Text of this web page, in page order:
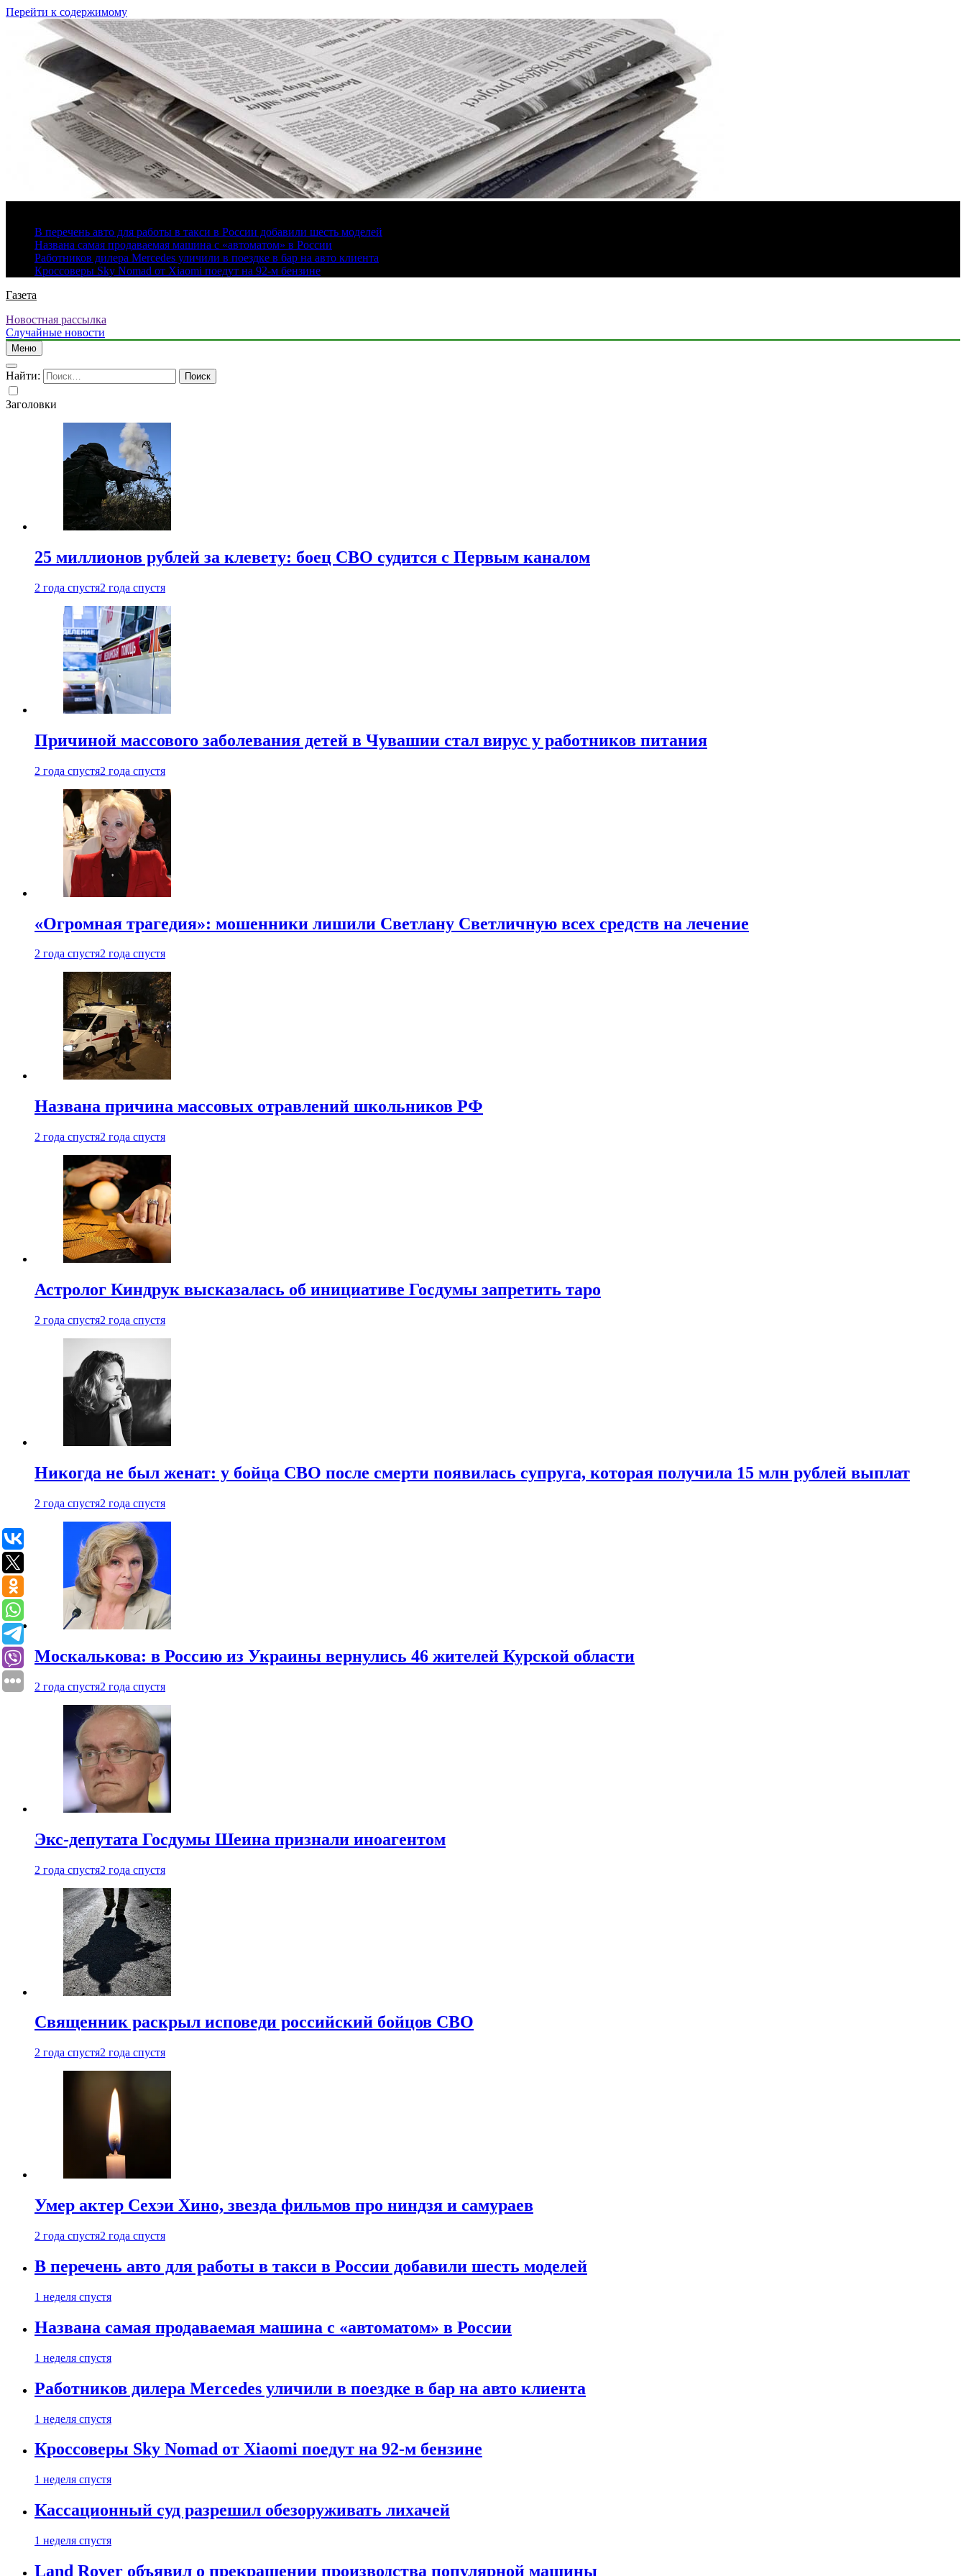
Перейти к содержимому
В перечень авто для работы в такси в России добавили шесть моделей
Названа самая продаваемая машина с «автоматом» в России
Работников дилера Mercedes уличили в поездке в бар на авто клиента
Кроссоверы Sky Nomad от Xiaomi поедут на 92-м бензине
Газета
Новостная рассылка
Случайные новости
Меню
Найти:
Заголовки
25 миллионов рублей за клевету: боец СВО судится с Первым каналом
2 года спустя2 года спустя
Причиной массового заболевания детей в Чувашии стал вирус у работников питания
2 года спустя2 года спустя
«Огромная трагедия»: мошенники лишили Светлану Светличную всех средств на лечение
2 года спустя2 года спустя
Названа причина массовых отравлений школьников РФ
2 года спустя2 года спустя
Астролог Киндрук высказалась об инициативе Госдумы запретить таро
2 года спустя2 года спустя
Никогда не был женат: у бойца СВО после смерти появилась супруга, которая получила 15 млн рублей выплат
2 года спустя2 года спустя
Москалькова: в Россию из Украины вернулись 46 жителей Курской области
2 года спустя2 года спустя
Экс-депутата Госдумы Шеина признали иноагентом
2 года спустя2 года спустя
Священник раскрыл исповеди российский бойцов СВО
2 года спустя2 года спустя
Умер актер Сехэи Хино, звезда фильмов про ниндзя и самураев
2 года спустя2 года спустя
В перечень авто для работы в такси в России добавили шесть моделей
1 неделя спустя
Названа самая продаваемая машина с «автоматом» в России
1 неделя спустя
Работников дилера Mercedes уличили в поездке в бар на авто клиента
1 неделя спустя
Кроссоверы Sky Nomad от Xiaomi поедут на 92-м бензине
1 неделя спустя
Кассационный суд разрешил обезоруживать лихачей
1 неделя спустя
Land Rover объявил о прекращении производства популярной машины